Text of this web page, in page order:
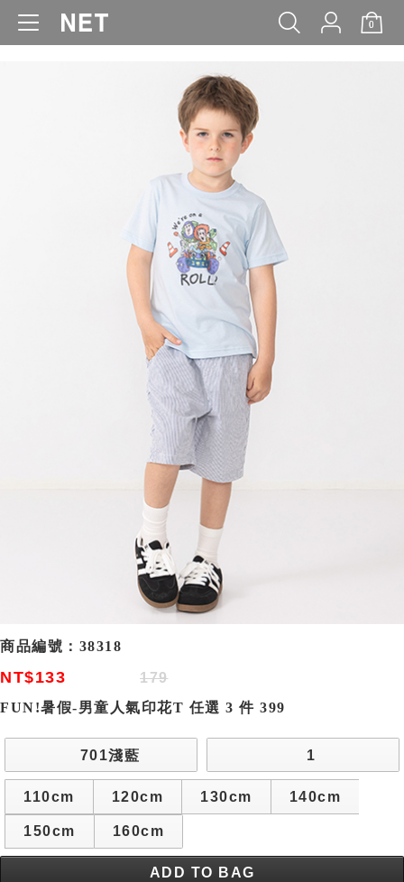
0
WOMEN MEN KIDS BABY
商品編號： 38318
NT$133
179
FUN!暑假-男童人氣印花T 任選 3 件 399
701淺藍 1
110cm 120cm 130cm 140cm
150cm 160cm
ADD TO BAG